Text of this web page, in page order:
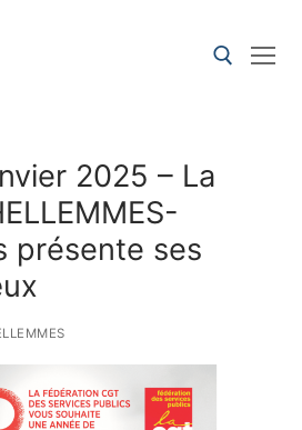
2025 – La
présente ses